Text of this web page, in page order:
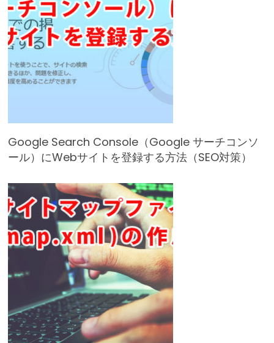
Google Search Console（Google サーチコンソ
ール）にWebサイトを登録する方法（SEO対策）